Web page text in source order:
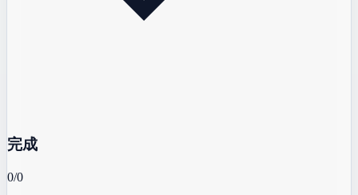
完成
0/0